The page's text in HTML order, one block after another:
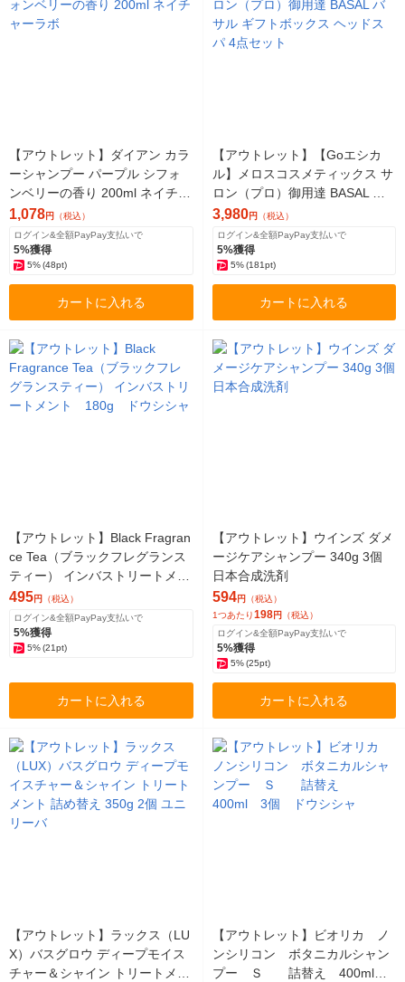
【アウトレット】ダイアン カラ
ーシャンプー パープル シフォ
ンベリーの香り 200ml ネイチャ
ーラボ
1,078円 （税込）
ログイン&全額PayPay支払いで
5%獲得
5%(48pt)
カートに入れる
【アウトレット】【Goエシカ
ル】メロスコスメティックス サ
ロン（プロ）御用達 BASAL バ
サル ギフトボックス ヘッドス
パ 4点セット
3,980円 （税込）
ログイン&全額PayPay支払いで
5%獲得
5% (181pt)
カートに入れる
【アウトレット】Black Fragran
ce Tea（ブラックフレグランス
ティー） インバストリートメン
ト 180g ドウシシャ
495円 （税込）
ログイン&全額PayPay支払いで
5%獲得
5%(21pt)
カートに入れる
【アウトレット】ウインズ ダメ
ージケアシャンプー 340g 3個
日本合成洗剤
594円 （税込）
1つあたり198円 （税込）
ログイン&全額PayPay支払いで
5%獲得
5% (25pt)
カートに入れる
【アウトレット】ラックス（LU
X）バスグロウ ディープモイス
チャー＆シャイン トリートメン
【アウトレット】ビオリカ ノ
ンシリコン ボタニカルシャン
プー Ｓ 詰替え 400ml 3